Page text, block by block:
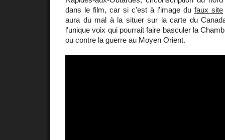
dans le film, car si c'est à l'image du faux site
aura du mal à la situer sur la carte du
l'unique voix qui pourrait faire basculer la
ou contre la guerre au Moyen Orient.